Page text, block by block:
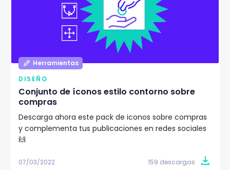
Herramientas
DISEÑO
Conjunto de íconos estilo contorno sobre
compras
Descarga ahora este pack de iconos sobre compras
y complementa tus publicaciones en redes sociales
🙌
07/03/2022 159 descargas